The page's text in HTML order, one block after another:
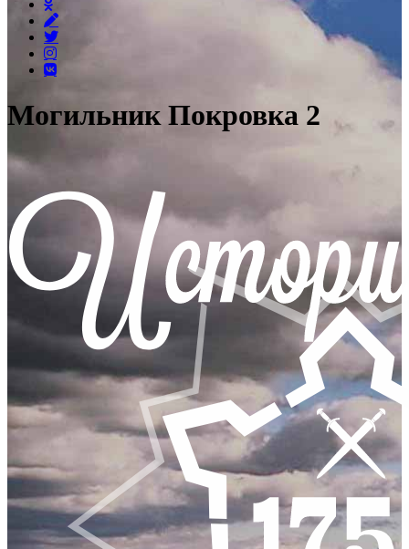
Могильник Покровка 2